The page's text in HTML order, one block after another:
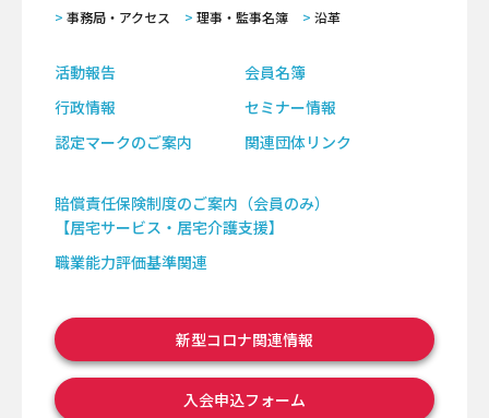
事務局・アクセス
理事・監事名簿 沿革
活動報告
会員名簿
行政情報
セミナー情報
認定マークのご案内
関連団体リンク
賠償責任保険制度のご案内（会員のみ）
【居宅サービス・居宅介護支援】
職業能力評価基準関連
新型コロナ関連情報
入会申込フォーム